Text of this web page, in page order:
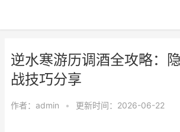
逆水寒游历调酒全攻略：
战技巧分享
作者： admin • 更新时间：2026-06-22